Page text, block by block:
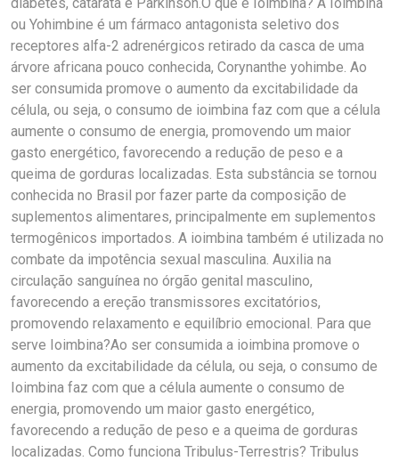
ou Yohimbine é um fármaco antagonista seletivo dos
receptores alfa-2 adrenérgicos retirado da casca de uma
árvore africana pouco conhecida, Corynanthe yohimbe. Ao
ser consumida promove o aumento da excitabilidade da
célula, ou seja, o consumo de ioimbina faz com que a célula
aumente o consumo de energia, promovendo um maior
gasto energético, favorecendo a redução de peso e a
queima de gorduras localizadas. Esta substância se tornou
conhecida no Brasil por fazer parte da composição de
suplementos alimentares, principalmente em suplementos
termogênicos importados. A ioimbina também é utilizada no
combate da impotência sexual masculina. Auxilia na
circulação sanguínea no órgão genital masculino,
favorecendo a ereção transmissores excitatórios,
promovendo relaxamento e equilíbrio emocional. Para que
serve Ioimbina?Ao ser consumida a ioimbina promove o
aumento da excitabilidade da célula, ou seja, o consumo de
Ioimbina faz com que a célula aumente o consumo de
energia, promovendo um maior gasto energético,
favorecendo a redução de peso e a queima de gorduras
localizadas. Como funciona Tribulus-Terrestris? Tribulus